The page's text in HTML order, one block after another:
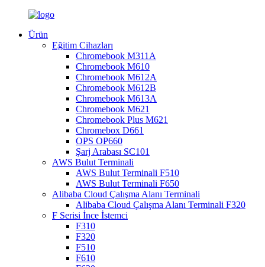
Ürün
Eğitim Cihazları
Chromebook M311A
Chromebook M610
Chromebook M612A
Chromebook M612B
Chromebook M613A
Chromebook M621
Chromebook Plus M621
Chromebox D661
OPS OP660
Şarj Arabası SC101
AWS Bulut Terminali
AWS Bulut Terminali F510
AWS Bulut Terminali F650
Alibaba Cloud Çalışma Alanı Terminali
Alibaba Cloud Çalışma Alanı Terminali F320
F Serisi İnce İstemci
F310
F320
F510
F610